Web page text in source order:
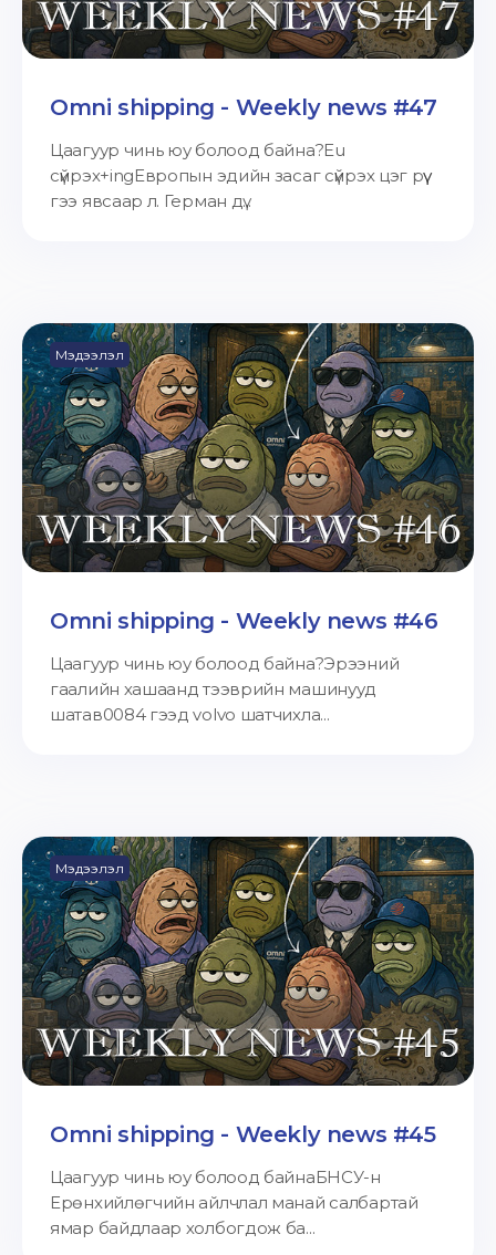
Omni shipping - Weekly news #47
Цаагуур чинь юу болоод байна?Eu
сүйрэх+ingЕвропын эдийн засаг сүйрэх цэг рүү
гээ явсаар л. Герман дү...
Мэдээлэл
Omni shipping - Weekly news #46
Цаагуур чинь юу болоод байна?Эрээний
гаалийн хашаанд тээврийн машинууд
шатав0084 гээд volvo шатчихла...
Мэдээлэл
Omni shipping - Weekly news #45
Цаагуур чинь юу болоод байнаБНСУ-н
Ерөнхийлөгчийн айлчлал манай салбартай
ямар байдлаар холбогдож ба...